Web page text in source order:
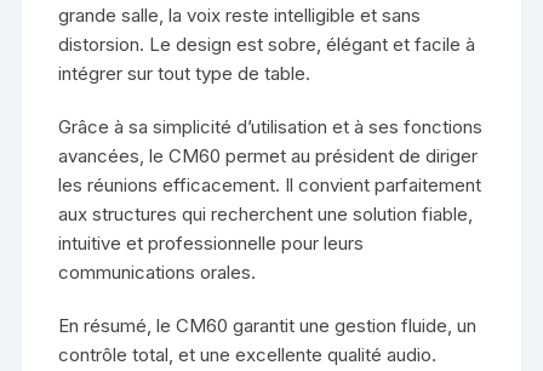
grande salle, la voix reste intelligible et sans
distorsion. Le design est sobre, élégant et facile à
intégrer sur tout type de table.
Grâce à sa simplicité d’utilisation et à ses fonctions
avancées, le CM60 permet au président de diriger
les réunions efficacement. Il convient parfaitement
aux structures qui recherchent une solution fiable,
intuitive et professionnelle pour leurs
communications orales.
En résumé, le CM60 garantit une gestion fluide, un
contrôle total, et une excellente qualité audio.